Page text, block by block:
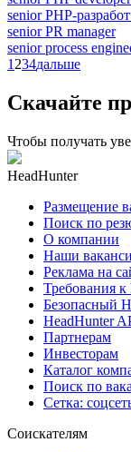
senior PHP-
senior PR manager
senior process
1 234дальше
Скачайте
Чтобы получать
HeadHunter
Размещение
Поиск по
О компании
Наши
Реклама на
Требования
Безопасный
HeadHunter
Партнерам
Инвесторам
Каталог
Поиск по
Сетка:
Соискателям